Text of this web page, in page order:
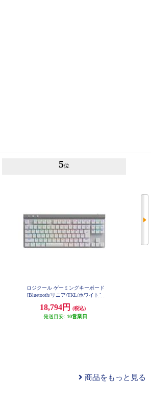
5位
ロジクール ゲーミングキーボード
[Bluetooth/リニア/TKL/ホワイト］
18,794円
(税込)
発送目安: 10営業日
商品をもっと見る